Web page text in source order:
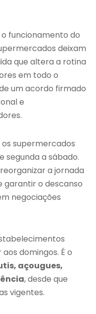
funcionamento do
deixam
que altera a rotina
em todo o
um acordo firmado
e
supermercados
segunda a sábado.
a jornada
garantir o descanso
negociações
domingos. É o
açougues,
, desde que
vigentes.